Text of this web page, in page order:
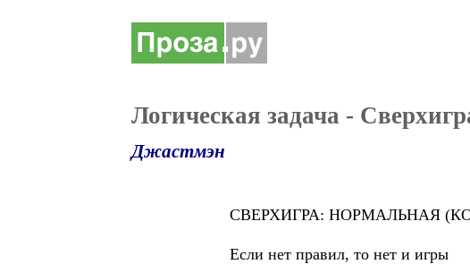
Логическая задача -
Джастмэн
СВЕРХИГРА: НОРМАЛЬНАЯ
Если нет правил, то нет и игры